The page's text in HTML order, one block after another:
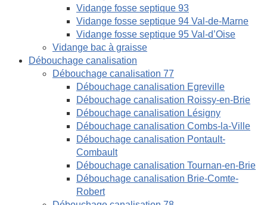
Vidange fosse septique 93
Vidange fosse septique 94 Val-de-Marne
Vidange fosse septique 95 Val-d’Oise
Vidange bac à graisse
Débouchage canalisation
Débouchage canalisation 77
Débouchage canalisation Egreville
Débouchage canalisation Roissy-en-Brie
Débouchage canalisation Lésigny
Débouchage canalisation Combs-la-Ville
Débouchage canalisation Pontault-
Combault
Débouchage canalisation Tournan-en-Brie
Débouchage canalisation Brie-Comte-
Robert